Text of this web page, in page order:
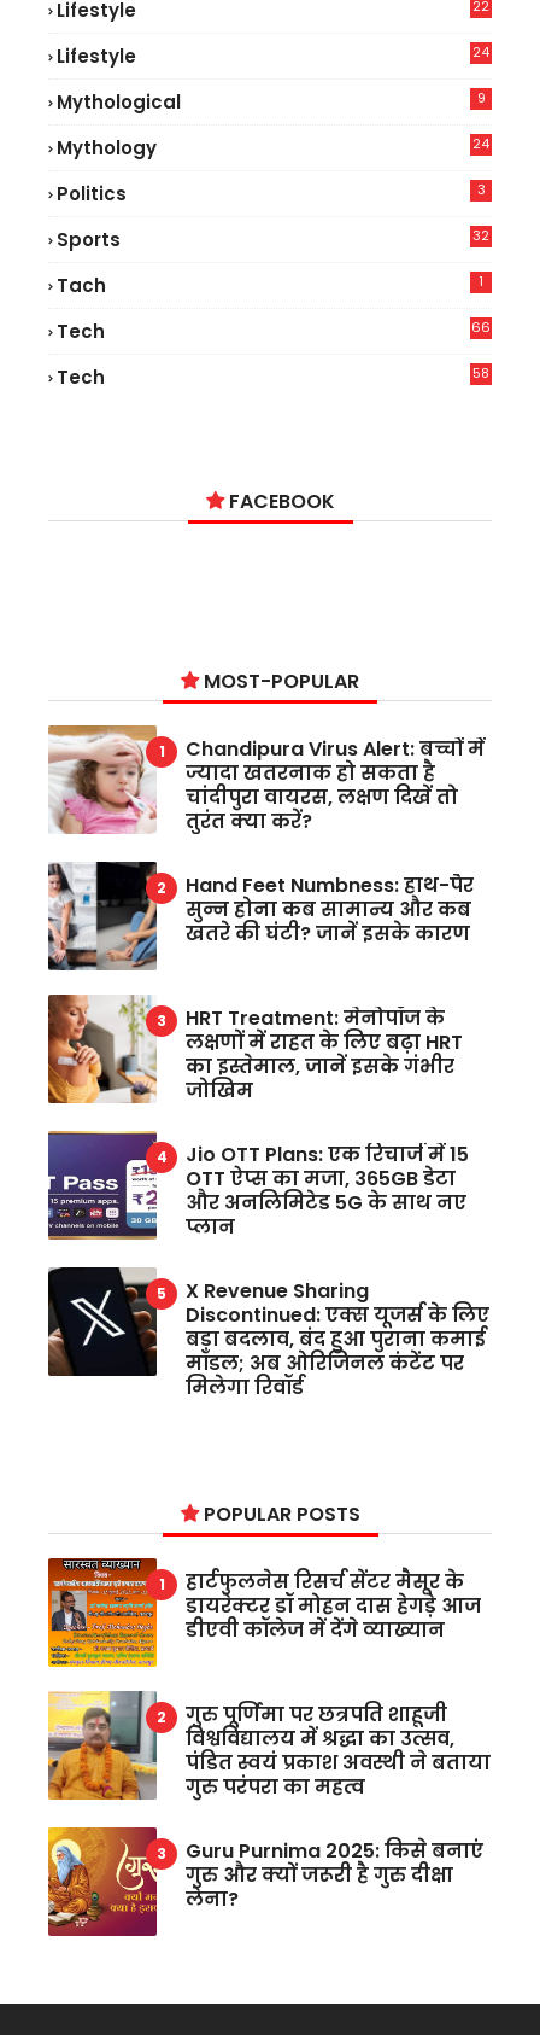
Lifestyle
22
Lifestyle
24
Mythological 9
Mythology 24
Politics 3
Sports 32
Tach 1
Tech
66
Tech
58
FACEBOOK
MOST-POPULAR
Chandipura Virus Alert: बच्चों में
ज्यादा खतरनाक हो सकता है
चांदीपुरा वायरस, लक्षण दिखें तो
तुरंत क्या करें?
Hand Feet Numbness: हाथ-पैर
सुन्न होना कब सामान्य और कब
खतरे की घंटी? जानें इसके कारण
HRT Treatment: मेनोपॉज के
लक्षणों में राहत के लिए बढ़ा HRT
का इस्तेमाल, जानें इसके गंभीर
जोखिम
Jio OTT Plans: एक रिचार्ज में 15
OTT ऐप्स का मजा, 365GB डेटा
और अनलिमिटेड 5G के साथ नए
प्लान
X Revenue Sharing
Discontinued: एक्स यूजर्स के लिए
बड़ा बदलाव, बंद हुआ पुराना कमाई
मॉडल; अब ओरिजिनल कंटेंट पर
मिलेगा रिवॉर्ड
POPULAR POSTS
हार्टफुलनेस रिसर्च सेंटर मैसूर के
डायरेक्टर डॉ मोहन दास हेगड़े आज
डीएवी कॉलेज में देंगे व्याख्यान
गुरु पूर्णिमा पर छत्रपति शाहूजी
विश्वविद्यालय में श्रद्धा का उत्सव,
पंडित स्वयं प्रकाश अवस्थी ने बताया
गुरु परंपरा का महत्व
Guru Purnima 2025: किसे बनाएं
गुरु और क्यों जरूरी है गुरु दीक्षा
लेना?